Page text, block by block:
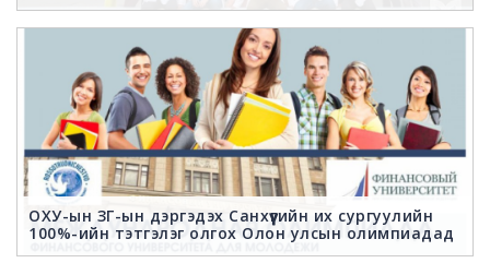
ОХУ-ын ЗГ-ын дэргэдэх Санхүүгийн их сургуулийн
100%-ийн тэтгэлэг олгох Олон улсын олимпиадад
оролцогчдын анхааралд!